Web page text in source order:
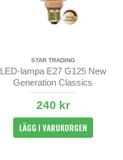
STAR TRADING
LED-lampa E27 G125 New
Generation Classics
240 kr
LÄGG I VARUKORGEN